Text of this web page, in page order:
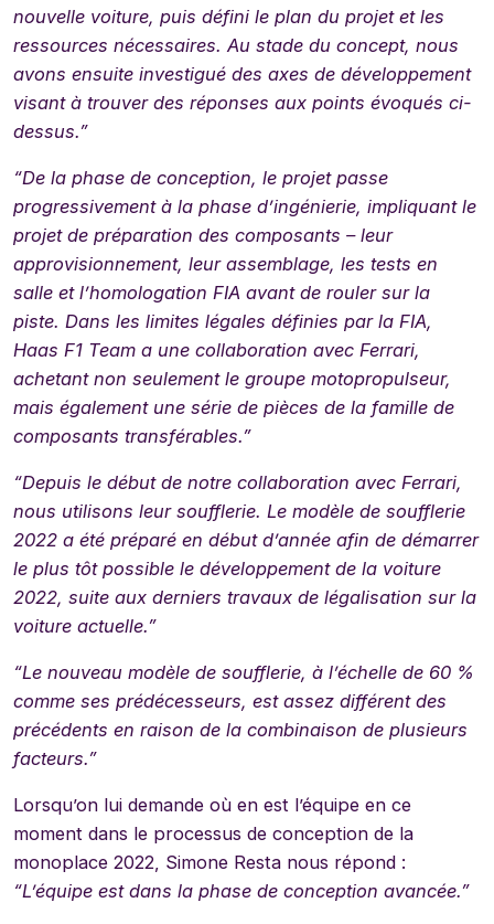
nouvelle voiture, puis défini le plan du projet et les
ressources nécessaires. Au stade du concept, nous
avons ensuite investigué des axes de développement
visant à trouver des réponses aux points évoqués ci-
dessus.”
“De la phase de conception, le projet passe
progressivement à la phase d’ingénierie, impliquant le
projet de préparation des composants – leur
approvisionnement, leur assemblage, les tests en
salle et l’homologation FIA avant de rouler sur la
piste. Dans les limites légales définies par la FIA,
Haas F1 Team a une collaboration avec Ferrari,
achetant non seulement le groupe motopropulseur,
mais également une série de pièces de la famille de
composants transférables.”
“Depuis le début de notre collaboration avec Ferrari,
nous utilisons leur soufflerie. Le modèle de soufflerie
2022 a été préparé en début d’année afin de démarrer
le plus tôt possible le développement de la voiture
2022, suite aux derniers travaux de légalisation sur la
voiture actuelle.”
“Le nouveau modèle de soufflerie, à l’échelle de 60 %
comme ses prédécesseurs, est assez différent des
précédents en raison de la combinaison de plusieurs
facteurs.”
Lorsqu’on lui demande où en est l’équipe en ce
moment dans le processus de conception de la
monoplace 2022, Simone Resta nous répond :
“L’équipe est dans la phase de conception avancée.”